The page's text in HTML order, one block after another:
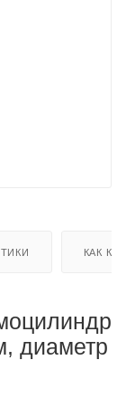
КАК
диаметр